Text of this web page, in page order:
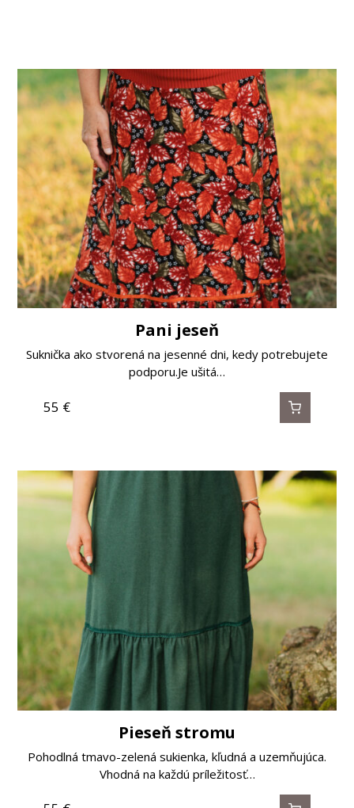
Pani jeseň
Suknička ako stvorená na jesenné dni, kedy potrebujete
podporu.Je ušitá…
55 €
Pieseň stromu
Pohodlná tmavo-zelená sukienka, kľudná a uzemňujúca.
Vhodná na každú príležitosť…